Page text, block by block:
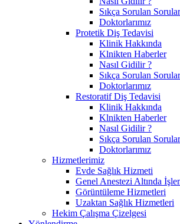
Sıkça Sorulan Sorular
Doktorlarımız
Protetik Diş Tedavisi
Klinik Hakkında
Klnikten Haberler
Nasıl Gidilir ?
Sıkça Sorulan Sorular
Doktorlarımız
Restoratif Diş Tedavisi
Klinik Hakkında
Klnikten Haberler
Nasıl Gidilir ?
Sıkça Sorulan Sorular
Doktorlarımız
Hizmetlerimiz
Evde Sağlık Hizmeti
Genel Anestezi Altında
Görüntüleme Hizmetleri
Uzaktan Sağlık Hizmetleri
Hekim Çalışma Çizelgesi